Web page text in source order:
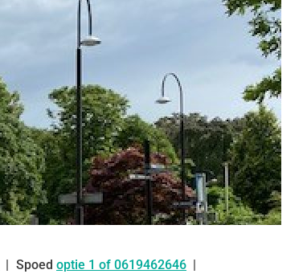
Spoed optie 1 of 0619462646